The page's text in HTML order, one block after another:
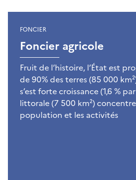
Foncier agricole
FONCIER
Fruit de l’histoire, l’État est
de 90% des terres (85 000
s’est forte croissance (1,6 %
littorale (7 500 km²)
population et les activités